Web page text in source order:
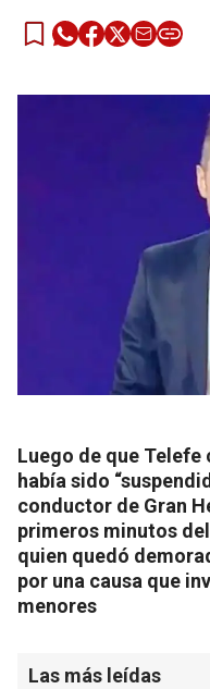
Luego de que
había sido
conductor de Gran
primeros minutos
quien quedó
por una causa que
menores
Las más leídas